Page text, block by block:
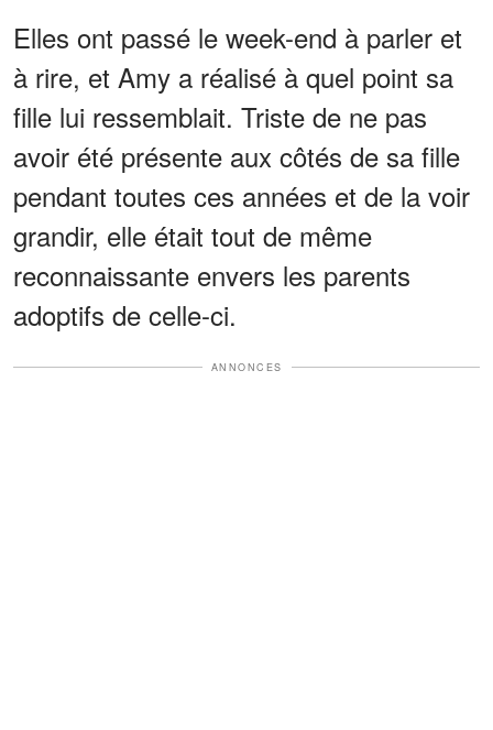
Elles ont passé le week-end à parler et
à rire, et Amy a réalisé à quel point sa
fille lui ressemblait. Triste de ne pas
avoir été présente aux côtés de sa fille
pendant toutes ces années et de la voir
grandir, elle était tout de même
reconnaissante envers les parents
adoptifs de celle-ci.
ANNONCES